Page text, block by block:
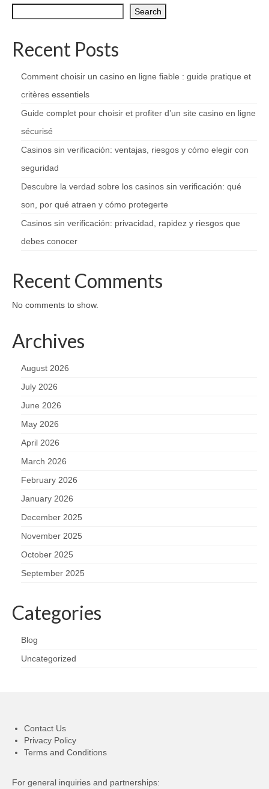
Search
Recent Posts
Comment choisir un casino en ligne fiable : guide pratique et
critères essentiels
Guide complet pour choisir et profiter d’un site casino en ligne
sécurisé
Casinos sin verificación: ventajas, riesgos y cómo elegir con
seguridad
Descubre la verdad sobre los casinos sin verificación: qué
son, por qué atraen y cómo protegerte
Casinos sin verificación: privacidad, rapidez y riesgos que
debes conocer
Recent Comments
No comments to show.
Archives
August 2026
July 2026
June 2026
May 2026
April 2026
March 2026
February 2026
January 2026
December 2025
November 2025
October 2025
September 2025
Categories
Blog
Uncategorized
Contact Us
Privacy Policy
Terms and Conditions
For general inquiries and partnerships: